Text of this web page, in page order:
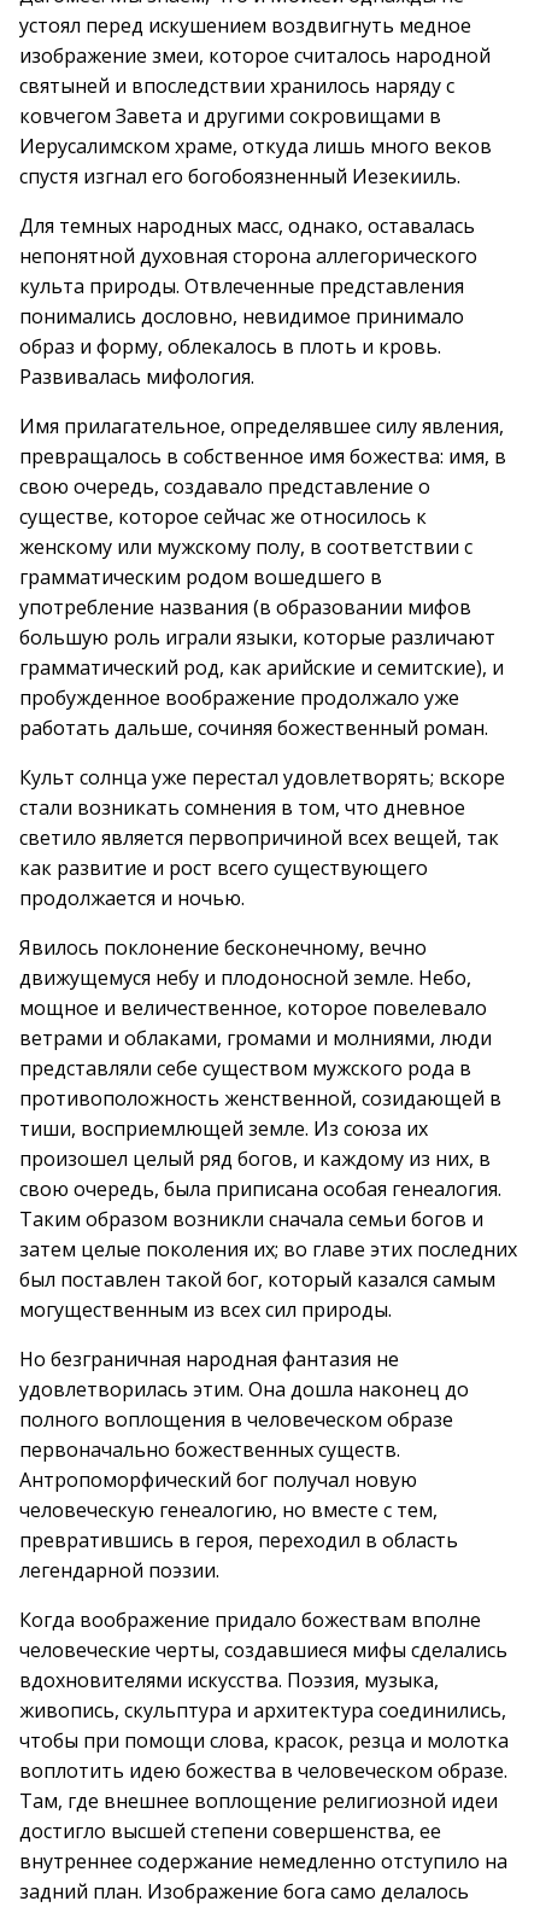
устоял перед искушением воздвигнуть медное
изображение змеи, которое считалось народной
святыней и впоследствии хранилось наряду с
ковчегом Завета и другими сокровищами в
Иерусалимском храме, откуда лишь много веков
спустя изгнал его богобоязненный Иезекииль.
Для темных народных масс, однако, оставалась
непонятной духовная сторона аллегорического
культа природы. Отвлеченные представления
понимались дословно, невидимое принимало
образ и форму, облекалось в плоть и кровь.
Развивалась мифология.
Имя прилагательное, определявшее силу явления,
превращалось в собственное имя божества: имя, в
свою очередь, создавало представление о
существе, которое сейчас же относилось к
женскому или мужскому полу, в соответствии с
грамматическим родом вошедшего в
употребление названия (в образовании мифов
большую роль играли языки, которые различают
грамматический род, как арийские и семитские), и
пробужденное воображение продолжало уже
работать дальше, сочиняя божественный роман.
Культ солнца уже перестал удовлетворять; вскоре
стали возникать сомнения в том, что дневное
светило является первопричиной всех вещей, так
как развитие и рост всего существующего
продолжается и ночью.
Явилось поклонение бесконечному, вечно
движущемуся небу и плодоносной земле. Небо,
мощное и величественное, которое повелевало
ветрами и облаками, громами и молниями, люди
представляли себе существом мужского рода в
противоположность женственной, созидающей в
тиши, восприемлющей земле. Из союза их
произошел целый ряд богов, и каждому из них, в
свою очередь, была приписана особая генеалогия.
Таким образом возникли сначала семьи богов и
затем целые поколения их; во главе этих последних
был поставлен такой бог, который казался самым
могущественным из всех сил природы.
Но безграничная народная фантазия не
удовлетворилась этим. Она дошла наконец до
полного воплощения в человеческом образе
первоначально божественных существ.
Антропоморфический бог получал новую
человеческую генеалогию, но вместе с тем,
превратившись в героя, переходил в область
легендарной поэзии.
Когда воображение придало божествам вполне
человеческие черты, создавшиеся мифы сделались
вдохновителями искусства. Поэзия, музыка,
живопись, скульптура и архитектура соединились,
чтобы при помощи слова, красок, резца и молотка
воплотить идею божества в человеческом образе.
Там, где внешнее воплощение религиозной идеи
достигло высшей степени совершенства, ее
внутреннее содержание немедленно отступило на
задний план. Изображение бога само делалось